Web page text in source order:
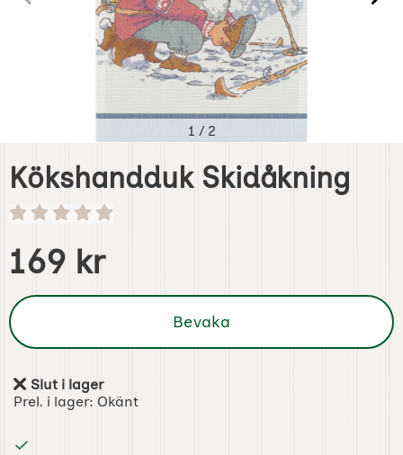
1 / 2
Kökshandduk Skidåkning
Handla denna produkt Kökshandduk Skidåkning
pris
169 kr
Bevaka
Tillgänglighet:
Slut i lager
Prel. i lager: Okänt